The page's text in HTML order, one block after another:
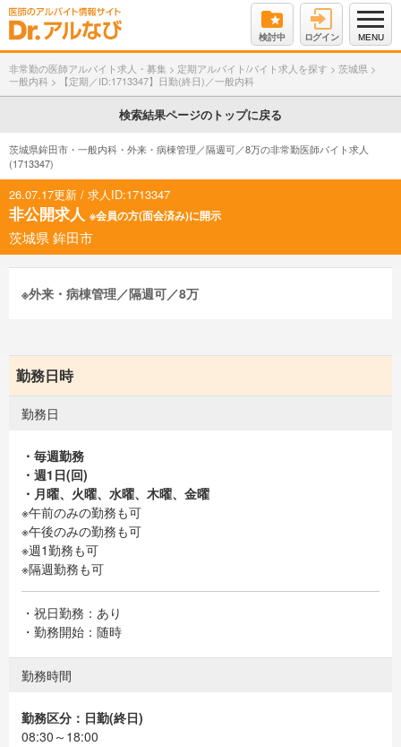
検討中 ログイン MENU
非常勤の医師アルバイト求人・募集 > 定期アルバイト/バイト求人を探す > 茨城県 >
一般内科 > 【定期／ID:1713347】日勤(終日)／一般内科
検索結果ページのトップに戻る
茨城県鉾田市・一般内科・外来・病棟管理／隔週可／8万の非常勤医師バイト求人
(1713347)
26.07.17更新 / 求人ID:1713347
非公開求人 ※会員の方(面会済み)に開示
茨城県 鉾田市
※外来・病棟管理／隔週可／8万
勤務日時
勤務日
・毎週勤務
・週1日(回)
・月曜、火曜、水曜、木曜、金曜
※午前のみの勤務も可
※午後のみの勤務も可
※週1勤務も可
※隔週勤務も可
・祝日勤務：あり
・勤務開始：随時
勤務時間
勤務区分：日勤(終日)
08:30～18:00